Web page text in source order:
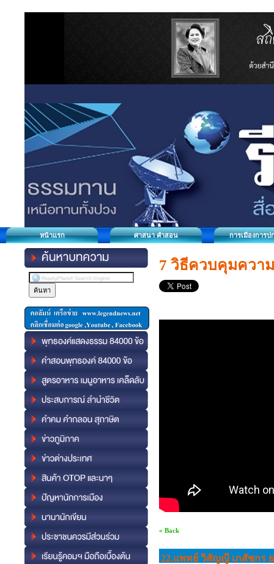
หน้าแรก ศาสนา คำสอน การเมืองการป
7 วิธีควบคุมควา
« Back
22.แพทย์ วิสัญญี เภสัชกร